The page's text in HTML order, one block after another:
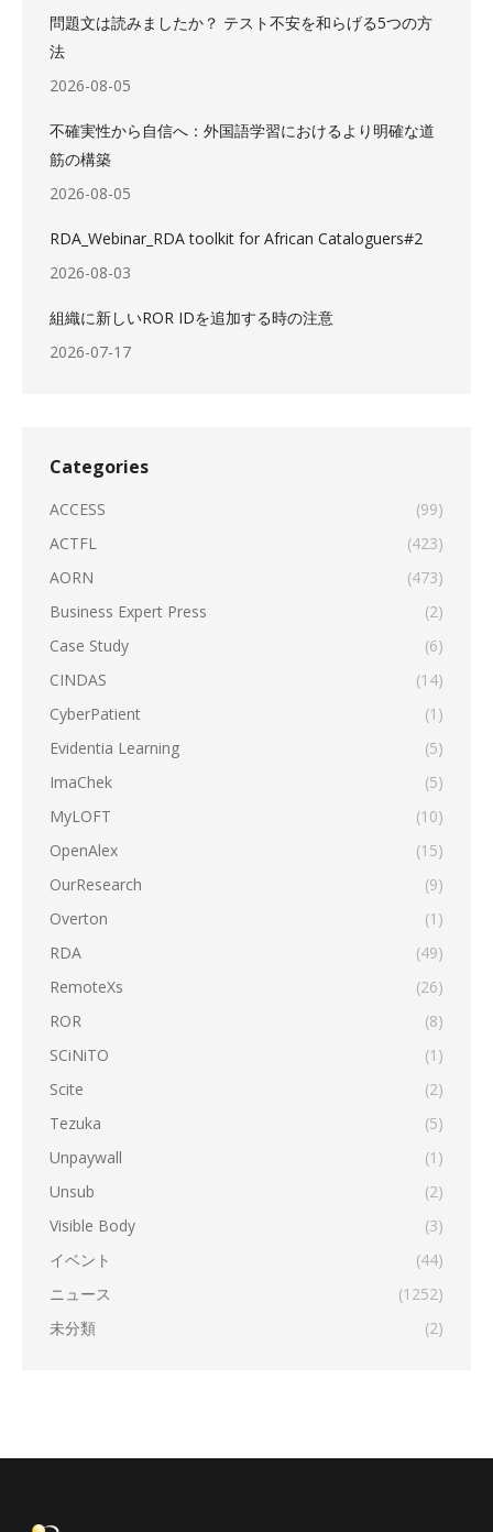
問題文は読みましたか？ テスト不安を和らげる5つの方
法
2026-08-05
不確実性から自信へ：外国語学習におけるより明確な道
筋の構築
2026-08-05
RDA_Webinar_RDA toolkit for African Cataloguers#2
2026-08-03
組織に新しいROR IDを追加する時の注意
2026-07-17
Categories
ACCESS
(99)
ACTFL
(423)
AORN
(473)
Business Expert Press
(2)
Case Study
(6)
CINDAS
(14)
CyberPatient
(1)
Evidentia Learning
(5)
ImaChek
(5)
MyLOFT
(10)
OpenAlex
(15)
OurResearch
(9)
Overton
(1)
RDA
(49)
RemoteXs
(26)
ROR
(8)
SCiNiTO
(1)
Scite
(2)
Tezuka
(5)
Unpaywall
(1)
Unsub
(2)
Visible Body
(3)
イベント
(44)
ニュース
(1252)
未分類
(2)